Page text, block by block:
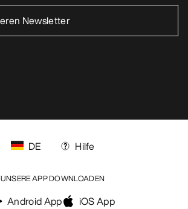
DE Hilfe
UNSERE APP DOWNLOADEN
Android App iOS App